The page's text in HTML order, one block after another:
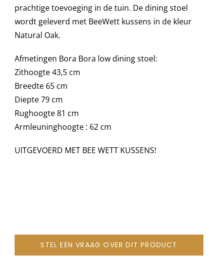
Onze merken
prachtige toevoeging in de tuin. De dining stoel
wordt geleverd met BeeWett kussens in de kleur
Natural Oak.
Afmetingen Bora Bora low dining stoel:
Zithoogte 43,5 cm
Breedte 65 cm
Diepte 79 cm
Rughoogte 81 cm
Armleuninghoogte : 62 cm
UITGEVOERD MET BEE WETT KUSSENS!
STEL EEN VRAAG OVER DIT PRODUCT